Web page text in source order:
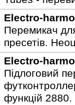
Electro-
Перемикач
пресетів.
Electro-
Підлоговий
функцій 2880.